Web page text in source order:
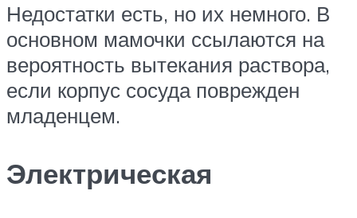
Недостатки есть, но их немного. В
основном мамочки ссылаются на
вероятность вытекания раствора,
если корпус сосуда поврежден
младенцем.
Электрическая